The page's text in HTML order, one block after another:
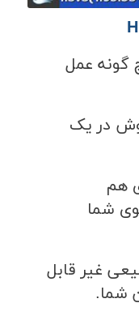
عمل
در یک
هم
شما
غیر قابل
شما.